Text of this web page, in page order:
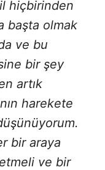
hiçbirinden
başta olmak
ve bu
bir şey
artık
harekete
bir araya
ve bir